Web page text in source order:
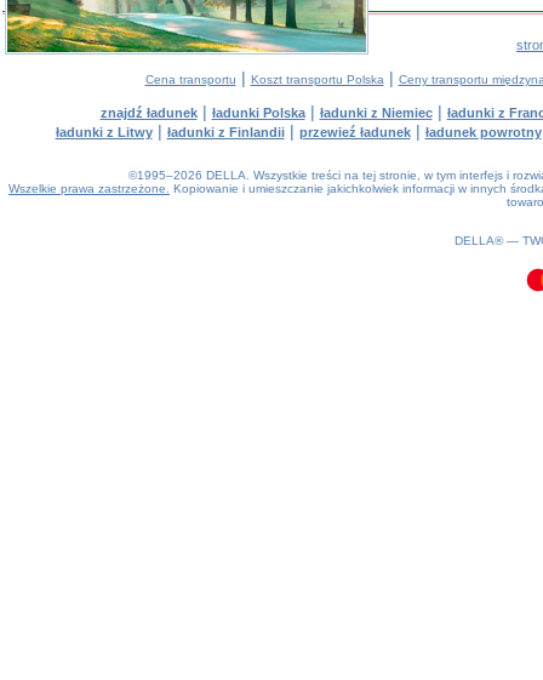
Cena transportu | Koszt transportu Polska | Ceny transportu
znajdź ładunek| ładunki Polska| ładunki z Niemiec| ładunki z
ładunki z Litwy| ładunki z Finlandii| przewieź ładunek| ładunek powrotny
©1995–2026 DELLA. Wszystkie treści na tej stronie, w tym interfejs i
Wszelkie prawa zastrzeżone.
Kopiowanie i umieszczanie jakichkolwiek informacji w innych
DELLA® —